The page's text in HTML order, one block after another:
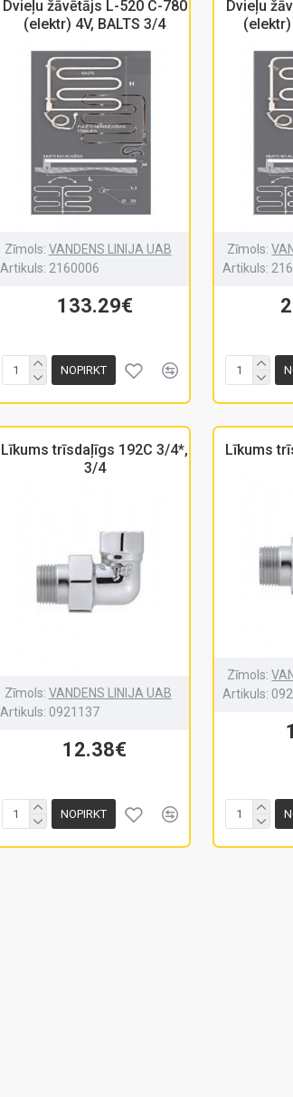
Dvieļu žāvētājs L-520 C-780
(elektr) 4V, BALTS 3/4
Zīmols: VANDENS LINIJA UAB
Artikuls: 2160006
133.29€
NOPIRKT
Dvieļu
(elektr)
Zīmols:
Artikuls:
Līkums trīsdaļīgs 192C 3/4*,
3/4
Zīmols: VANDENS LINIJA UAB
Artikuls: 0921137
12.38€
NOPIRKT
Līkums
Zīmols:
Artikuls: